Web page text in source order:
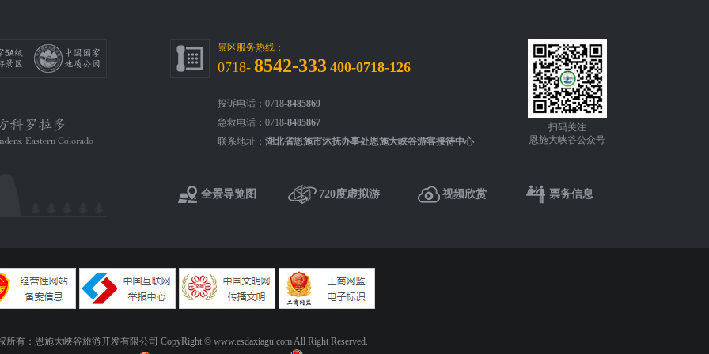
景区服务热线：
0718- 8542-333 400-0718-126
投诉电话：0718-8485869
急救电话：0718-8485867
联系地址： 湖北省恩施市沐抚办事处恩施大峡谷游客接待中心
扫码关注
恩施大峡谷公众号
全景导览图 720度虚拟游 视频欣赏 票务信息
所有：恩施大峡谷旅游开发有限公司 CopyRight © www.esdaxiagu.com All Right Reserved.